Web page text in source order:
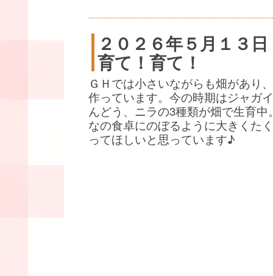
２０２６年５月１３日
育て！育て！
ＧＨでは小さいながらも畑があり
作っています。今の時期はジャガ
んどう、ニラの3種類が畑で生育中
なの食卓にのぼるように大きくた
ってほしいと思っています♪